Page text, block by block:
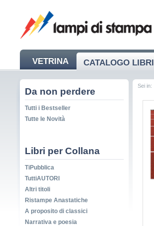
VETRINA CATALOGO LIBRI
NEWS
Da non perdere
Tutti i Bestseller
Tutte le Novità
Libri per Collana
TiPubblica
TuttiAUTORI
Altri titoli
Ristampe Anastatiche
A proposito di classici
Narrativa e poesia
Sei in: